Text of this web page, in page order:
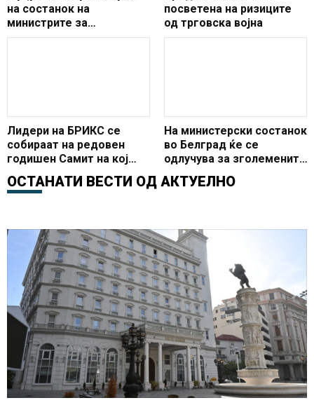
на состанок на
министрите за
надворешни работи на
посветена на ризиците
од трговска војна
Лидери на БРИКС се
собираат на редовен
годишен Самит на кој
„трговската војна“ ќе
доминира во расправите
На министерски состанок
во Белград ќе се
одлучува за зголемените
царини на Косово
ОСТАНАТИ ВЕСТИ ОД АКТУЕЛНО